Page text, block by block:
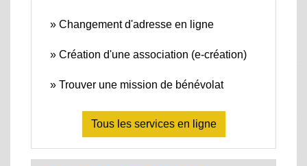
Changement d'adresse en ligne
Création d'une association (e-création)
Trouver une mission de bénévolat
Tous les services en ligne